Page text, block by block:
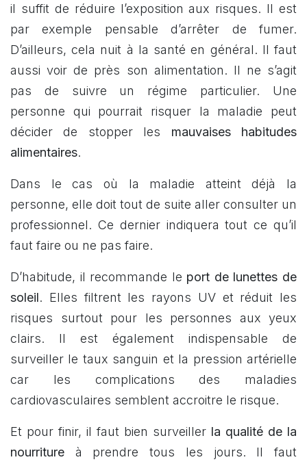
il suffit de réduire l’exposition aux risques. Il est
par exemple pensable d’arrêter de fumer.
D’ailleurs, cela nuit à la santé en général. Il faut
aussi voir de près son alimentation. Il ne s’agit
pas de suivre un régime particulier. Une
personne qui pourrait risquer la maladie peut
décider de stopper les mauvaises habitudes
alimentaires.
Dans le cas où la maladie atteint déjà la
personne, elle doit tout de suite aller consulter un
professionnel. Ce dernier indiquera tout ce qu’il
faut faire ou ne pas faire.
D’habitude, il recommande le port de lunettes de
soleil. Elles filtrent les rayons UV et réduit les
risques surtout pour les personnes aux yeux
clairs. Il est également indispensable de
surveiller le taux sanguin et la pression artérielle
car les complications des maladies
cardiovasculaires semblent accroitre le risque.
Et pour finir, il faut bien surveiller la qualité de la
nourriture à prendre tous les jours. Il faut